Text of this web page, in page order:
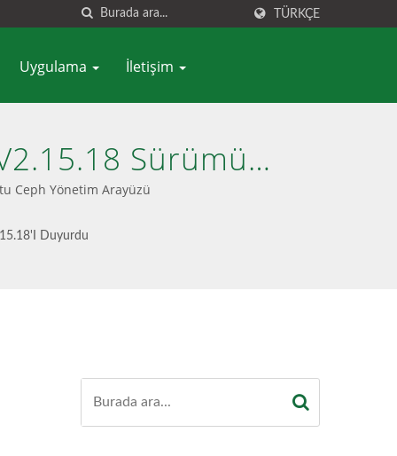
TÜRKÇE
Uygulama İletişim
Sürümünü
Depolama -
Ceph Yönetim Arayüzü
Duyurdu